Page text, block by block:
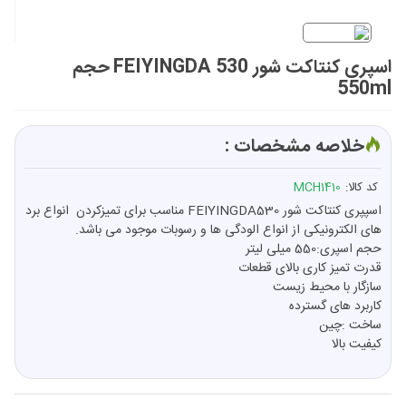
اسپری کنتاکت شور FEIYINGDA 530 حجم
550ml
خلاصه مشخصات :
کد کالا: MCH1410
اسپپری کنتاکت شور FEIYINGDA530 مناسب برای تمیزکردن انواع برد
های الکترونیکی از انواع الودگی ها و رسوبات موجود می باشد.
حجم اسپری:550 میلی لیتر
قدرت تمیز کاری بالای قطعات
سازگار با محیط زیست
کاربرد های گسترده
ساخت :چین
کیفیت بالا